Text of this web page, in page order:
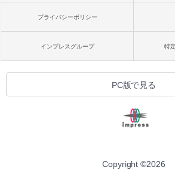
プライバシーポリシー
インプレスグループ 特
PC版で見る
Copyright ©2026